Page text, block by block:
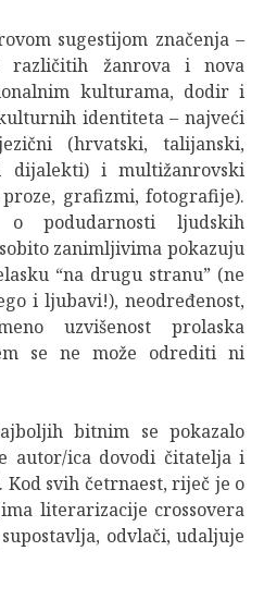
sugestijom značenja –
različitih žanrova i nova
kulturama, dodir i
identiteta – najveći
(hrvatski, talijanski,
dijalekti) i multižanrovski
grafizmi, fotografije).
o podudarnosti ljudskih
zanimljivima pokazuju
“na drugu stranu” (ne
i ljubavi!), neodređenost,
uzvišenost prolaska
se ne može odrediti ni
bitnim se pokazalo
autor/ica dovodi čitatelja i
svih četrnaest, riječ je o
literarizacije crossovera
odvlači, udaljuje